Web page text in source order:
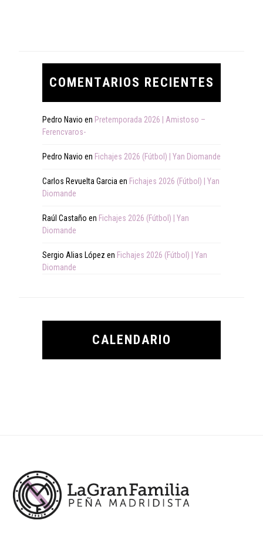
COMENTARIOS RECIENTES
Pedro Navio en Pretemporada 2026 | Amistoso –
Ferencvaros-
Pedro Navio en Fichajes 2026 (Fútbol) | Yan Diomande
Carlos Revuelta Garcia en Fichajes 2026 (Fútbol) | Yan
Diomande
Raúl Castaño en Fichajes 2026 (Fútbol) | Yan
Diomande
Sergio Alias López en Fichajes 2026 (Fútbol) | Yan
Diomande
CALENDARIO